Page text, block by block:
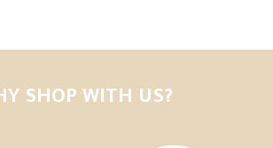
SHOP WITH US?